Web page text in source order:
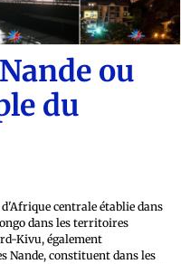
ou
du
centrale établie dans
dans les territoires
Kivu, également
Nande, constituent dans les